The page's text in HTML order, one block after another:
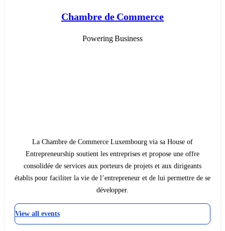
Chambre de Commerce
Powering Business
La Chambre de Commerce Luxembourg via sa House of
Entrepreneurship soutient les entreprises et propose une offre
consolidée de services aux porteurs de projets et aux dirigeants
établis pour faciliter la vie de l’entrepreneur et de lui permettre de se
développer.
View all events